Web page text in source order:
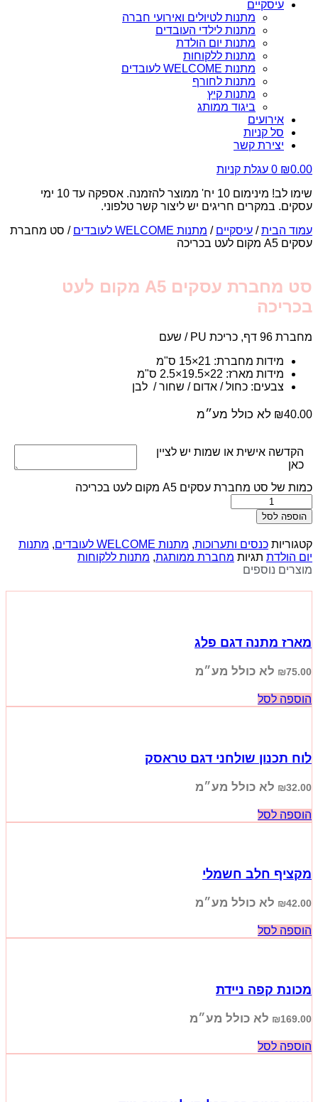
עיסקיים
מתנות לטיולים ואירועי חברה
מתנות לילדי העובדים
מתנות יום הולדת
מתנות ללקוחות
מתנות WELCOME לעובדים
מתנות לחורף
מתנות קיץ
ביגוד ממותג
אירועים
סל קניות
יצירת קשר
₪0.00
0 עגלת קניות
שימו לב! מינימום 10 יח' ממוצר להזמנה. אספקה עד 10 ימי
עסקים. במקרים חריגים יש ליצור קשר טלפוני.
עמוד הבית/ עיסקיים / מתנות WELCOME לעובדים
/ סט מחברת
עסקים A5 מקום לעט בכריכה
סט מחברת עסקים A5 מקום לעט
בכריכה
מחברת 96 דף, כריכת PU / שעם
מידות מחברת: 21×15 ס"מ
מידות מארז: 22×19.5×2.5 ס"מ
צבעים: כחול / אדום / שחור / לבן
₪40.00 לא כולל מע״מ
הקדשה אישית או שמות יש לציין
כאן
כמות של סט מחברת עסקים A5 מקום לעט בכריכה
הוספה לסל
קטגוריות כנסים ותערוכות, מתנות WELCOME לעובדים , מתנות
יום הולדת תגיות מחברת ממותגת, מתנות ללקוחות
מוצרים נוספים
מארז מתנה דגם פלג
₪75.00 לא כולל מע״מ
הוספה לסל
לוח תכנון שולחני דגם טראסק
₪32.00 לא כולל מע״מ
הוספה לסל
מקציף חלב חשמלי
₪42.00 לא כולל מע״מ
הוספה לסל
מכונת קפה ניידת
₪169.00 לא כולל מע״מ
הוספה לסל